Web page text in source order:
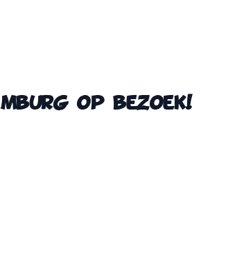
op bezoek!